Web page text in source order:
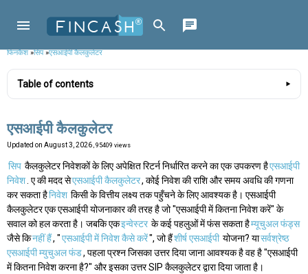
फिनकैश»सिप»एसआईपी कैलकुलेटर
Table of contents
एसआईपी कैलकुलेटर
Updated on August 3, 2026 , 95409 views
सिप कैलकुलेटर निवेशकों के लिए अपेक्षित रिटर्न निर्धारित करने का एक उपकरण हैएसआईपी
निवेश. ए की मदद सेएसआईपी कैलकुलेटर, कोई निवेश की राशि और समय अवधि की गणना
कर सकता हैनिवेश किसी के वित्तीय लक्ष्य तक पहुँचने के लिए आवश्यक है। एसआईपी
कैलकुलेटर एक एसआईपी योजनाकार की तरह है जो "एसआईपी में कितना निवेश करें" के
सवाल को हल करता है। जबकि एकइन्वेस्टर के कई पहलुओं में फंस सकता हैम्यूचुअल फंड्स
जैसे किनहीं हैं, "एसआईपी में निवेश कैसे करें", जो हैंशीर्ष एसआईपी योजना? यासर्वश्रेष्ठ
एसआईपी म्युचुअल फंड, पहला प्रश्न जिसका उत्तर दिया जाना आवश्यक है वह है "एसआईपी
में कितना निवेश करना है?" और इसका उत्तर SIP कैलकुलेटर द्वारा दिया जाता है।